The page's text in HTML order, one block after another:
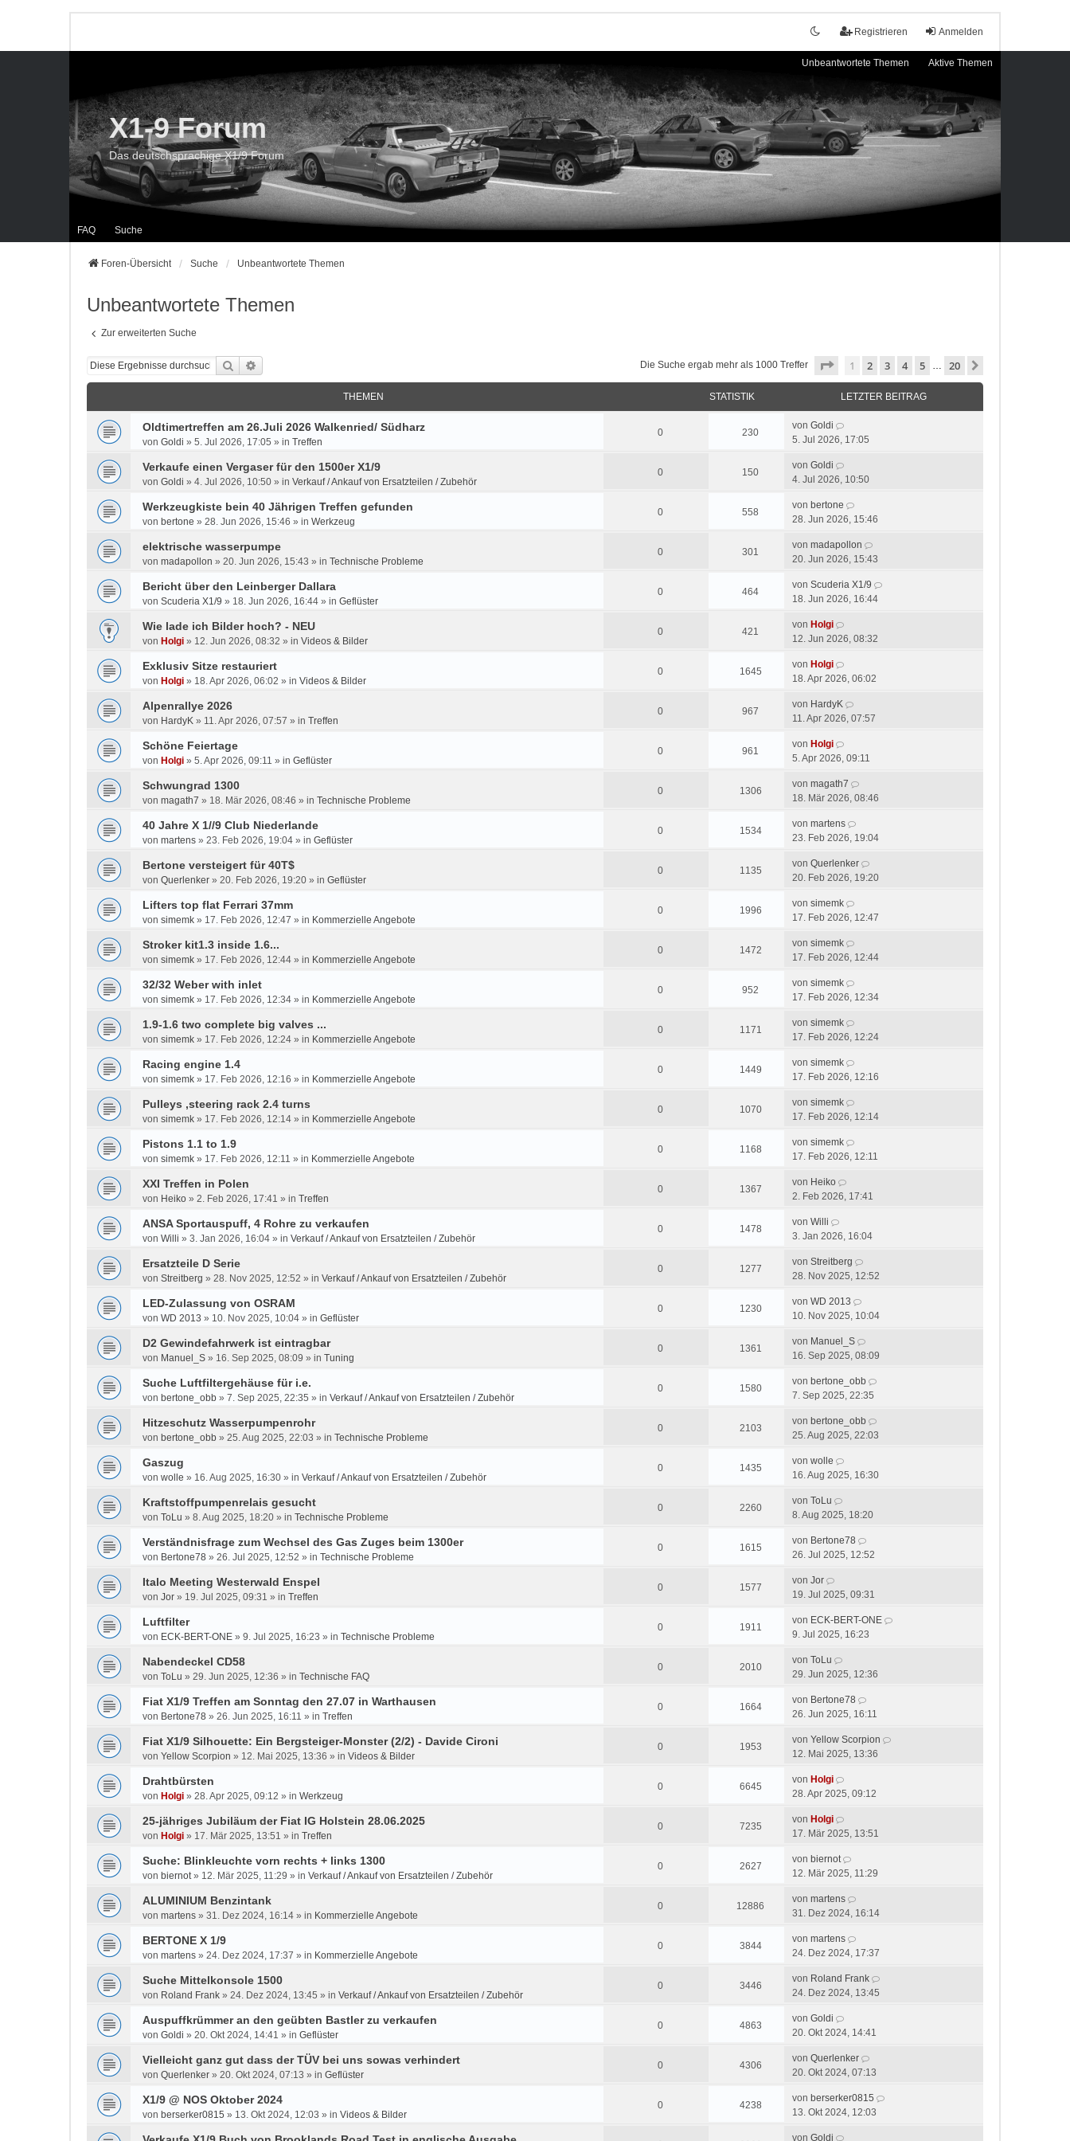
Anmelden
Registrieren
Unbeantwortete Themen Aktive Themen
FAQ Suche
X1-9 Forum
Das deutschsprachige X1/9 Forum
Foren-Übersicht Suche Unbeantwortete Themen
Unbeantwortete Themen
Zur erweiterten Suche
Suche Die Suche ergab mehr als 1000 Treffer Seite von20
1 2 3 4 5 … 20
THEMEN STATISTIK LETZTER BEITRAG
Oldtimertreffen am 26.Juli 2026 Walkenried/ Südharz
von Goldi » 5. Jul 2026, 17:05 » in Treffen
0 230
von Goldi
5. Jul 2026, 17:05
Verkaufe einen Vergaser für den 1500er X1/9
von Goldi » 4. Jul 2026, 10:50 » in Verkauf / Ankauf von Ersatzteilen / Zubehör
0 150
von Goldi
4. Jul 2026, 10:50
Werkzeugkiste bein 40 Jährigen Treffen gefunden
von bertone » 28. Jun 2026, 15:46 » in Werkzeug
0 558
von bertone
28. Jun 2026, 15:46
elektrische wasserpumpe
von madapollon » 20. Jun 2026, 15:43 » in Technische Probleme
0 301
von madapollon
20. Jun 2026, 15:43
Bericht über den Leinberger Dallara
von Scuderia X1/9 » 18. Jun 2026, 16:44 » in Geflüster
0 464
von Scuderia X1/9
18. Jun 2026, 16:44
Wie lade ich Bilder hoch? - NEU
von Holgi » 12. Jun 2026, 08:32 » in Videos & Bilder
0 421
von Holgi
12. Jun 2026, 08:32
Exklusiv Sitze restauriert
von Holgi » 18. Apr 2026, 06:02 » in Videos & Bilder
0 1645
von Holgi
18. Apr 2026, 06:02
Alpenrallye 2026
von HardyK » 11. Apr 2026, 07:57 » in Treffen
0 967
von HardyK
11. Apr 2026, 07:57
Schöne Feiertage
von Holgi » 5. Apr 2026, 09:11 » in Geflüster
0 961
von Holgi
5. Apr 2026, 09:11
Schwungrad 1300
von magath7 » 18. Mär 2026, 08:46 » in Technische Probleme
0 1306
von magath7
18. Mär 2026, 08:46
40 Jahre X 1//9 Club Niederlande
von martens » 23. Feb 2026, 19:04 » in Geflüster
0 1534
von martens
23. Feb 2026, 19:04
Bertone versteigert für 40T$
von Querlenker » 20. Feb 2026, 19:20 » in Geflüster
0 1135
von Querlenker
20. Feb 2026, 19:20
Lifters top flat Ferrari 37mm
von simemk » 17. Feb 2026, 12:47 » in Kommerzielle Angebote
0 1996
von simemk
17. Feb 2026, 12:47
Stroker kit1.3 inside 1.6...
von simemk » 17. Feb 2026, 12:44 » in Kommerzielle Angebote
0 1472
von simemk
17. Feb 2026, 12:44
32/32 Weber with inlet
von simemk » 17. Feb 2026, 12:34 » in Kommerzielle Angebote
0 952
von simemk
17. Feb 2026, 12:34
1.9-1.6 two complete big valves ...
von simemk » 17. Feb 2026, 12:24 » in Kommerzielle Angebote
0 1171
von simemk
17. Feb 2026, 12:24
Racing engine 1.4
von simemk » 17. Feb 2026, 12:16 » in Kommerzielle Angebote
0 1449
von simemk
17. Feb 2026, 12:16
Pulleys ,steering rack 2.4 turns
von simemk » 17. Feb 2026, 12:14 » in Kommerzielle Angebote
0 1070
von simemk
17. Feb 2026, 12:14
Pistons 1.1 to 1.9
von simemk » 17. Feb 2026, 12:11 » in Kommerzielle Angebote
0 1168
von simemk
17. Feb 2026, 12:11
XXI Treffen in Polen
von Heiko » 2. Feb 2026, 17:41 » in Treffen
0 1367
von Heiko
2. Feb 2026, 17:41
ANSA Sportauspuff, 4 Rohre zu verkaufen
von Willi » 3. Jan 2026, 16:04 » in Verkauf / Ankauf von Ersatzteilen / Zubehör
0 1478
von Willi
3. Jan 2026, 16:04
Ersatzteile D Serie
von Streitberg » 28. Nov 2025, 12:52 » in Verkauf / Ankauf von Ersatzteilen / Zubehör
0 1277
von Streitberg
28. Nov 2025, 12:52
LED-Zulassung von OSRAM
von WD 2013 » 10. Nov 2025, 10:04 » in Geflüster
0 1230
von WD 2013
10. Nov 2025, 10:04
D2 Gewindefahrwerk ist eintragbar
von Manuel_S » 16. Sep 2025, 08:09 » in Tuning
0 1361
von Manuel_S
16. Sep 2025, 08:09
Suche Luftfiltergehäuse für i.e.
von bertone_obb » 7. Sep 2025, 22:35 » in Verkauf / Ankauf von Ersatzteilen / Zubehör
0 1580
von bertone_obb
7. Sep 2025, 22:35
Hitzeschutz Wasserpumpenrohr
von bertone_obb » 25. Aug 2025, 22:03 » in Technische Probleme
0 2103
von bertone_obb
25. Aug 2025, 22:03
Gaszug
von wolle » 16. Aug 2025, 16:30 » in Verkauf / Ankauf von Ersatzteilen / Zubehör
0 1435
von wolle
16. Aug 2025, 16:30
Kraftstoffpumpenrelais gesucht
von ToLu » 8. Aug 2025, 18:20 » in Technische Probleme
0 2260
von ToLu
8. Aug 2025, 18:20
Verständnisfrage zum Wechsel des Gas Zuges beim 1300er
von Bertone78 » 26. Jul 2025, 12:52 » in Technische Probleme
0 1615
von Bertone78
26. Jul 2025, 12:52
Italo Meeting Westerwald Enspel
von Jor » 19. Jul 2025, 09:31 » in Treffen
0 1577
von Jor
19. Jul 2025, 09:31
Luftfilter
von ECK-BERT-ONE » 9. Jul 2025, 16:23 » in Technische Probleme
0 1911
von ECK-BERT-ONE
9. Jul 2025, 16:23
Nabendeckel CD58
von ToLu » 29. Jun 2025, 12:36 » in Technische FAQ
0 2010
von ToLu
29. Jun 2025, 12:36
Fiat X1/9 Treffen am Sonntag den 27.07 in Warthausen
von Bertone78 » 26. Jun 2025, 16:11 » in Treffen
0 1664
von Bertone78
26. Jun 2025, 16:11
Fiat X1/9 Silhouette: Ein Bergsteiger-Monster (2/2) - Davide Cironi
von Yellow Scorpion » 12. Mai 2025, 13:36 » in Videos & Bilder
0 1953
von Yellow Scorpion
12. Mai 2025, 13:36
Drahtbürsten
von Holgi » 28. Apr 2025, 09:12 » in Werkzeug
0 6645
von Holgi
28. Apr 2025, 09:12
25-jähriges Jubiläum der Fiat IG Holstein 28.06.2025
von Holgi » 17. Mär 2025, 13:51 » in Treffen
0 7235
von Holgi
17. Mär 2025, 13:51
Suche: Blinkleuchte vorn rechts + links 1300
von biernot» 12. Mär 2025, 11:29 » in Verkauf / Ankauf von Ersatzteilen / Zubehör
0 2627
von biernot
12. Mär 2025, 11:29
ALUMINIUM Benzintank
von martens » 31. Dez 2024, 16:14 » in Kommerzielle Angebote
0 12886
von martens
31. Dez 2024, 16:14
BERTONE X 1/9
von martens » 24. Dez 2024, 17:37 » in Kommerzielle Angebote
0 3844
von martens
24. Dez 2024, 17:37
Suche Mittelkonsole 1500
von Roland Frank » 24. Dez 2024, 13:45 » in Verkauf / Ankauf von Ersatzteilen / Zubehör
0 3446
von Roland Frank
24. Dez 2024, 13:45
Auspuffkrümmer an den geübten Bastler zu verkaufen
von Goldi » 20. Okt 2024, 14:41 » in Geflüster
0 4863
von Goldi
20. Okt 2024, 14:41
Vielleicht ganz gut dass der TÜV bei uns sowas verhindert
von Querlenker » 20. Okt 2024, 07:13 » in Geflüster
0 4306
von Querlenker
20. Okt 2024, 07:13
X1/9 @ NOS Oktober 2024
von berserker0815 » 13. Okt 2024, 12:03 » in Videos & Bilder
0 4238
von berserker0815
13. Okt 2024, 12:03
von Goldi